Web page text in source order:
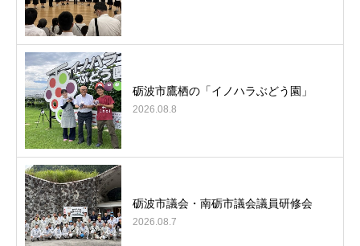
砺波市鷹栖の「イノハラぶどう園」
2026.08.8
砺波市議会・南砺市議会議員研修会
2026.08.7